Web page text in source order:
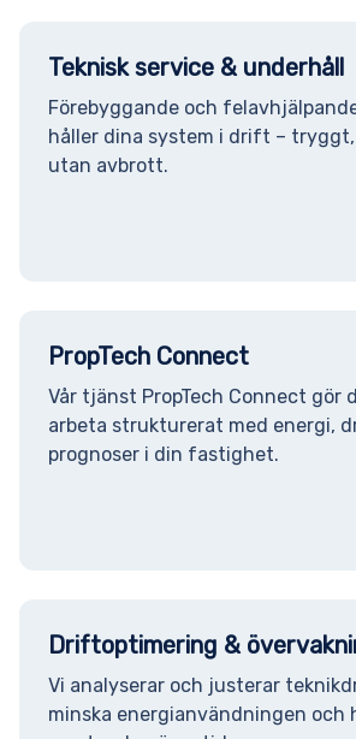
Teknisk service & underhåll
Förebyggande och
håller dina system i drift –
utan avbrott.
PropTech Connect
Vår tjänst PropTech Connect gör
arbeta strukturerat med energi,
prognoser i din fastighet.
Driftoptimering &
Vi analyserar och justerar
minska energianvändningen och